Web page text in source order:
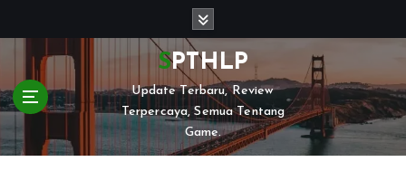
t
o
o
SPTHLP
Update Terbaru, Review
Terpercaya, Semua Tentang
Game.